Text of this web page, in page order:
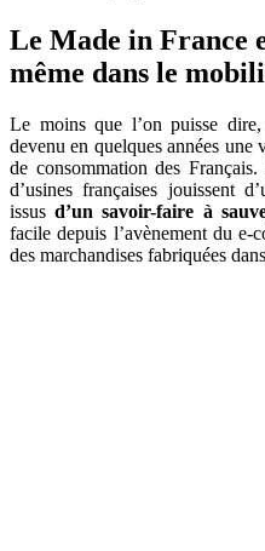
Le Made in France
même dans le
Le moins que l’on puisse
devenu en quelques années une
de consommation des
d’usines françaises jouissent
issus d’un savoir-faire à
facile depuis l’avènement du e-
des marchandises fabriquées